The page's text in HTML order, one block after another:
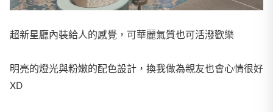
超新星廳內裝給人的感覺，可華麗氣質也可活潑歡樂
明亮的燈光與粉嫩的配色設計，換我做為親友也會心情很好
XD